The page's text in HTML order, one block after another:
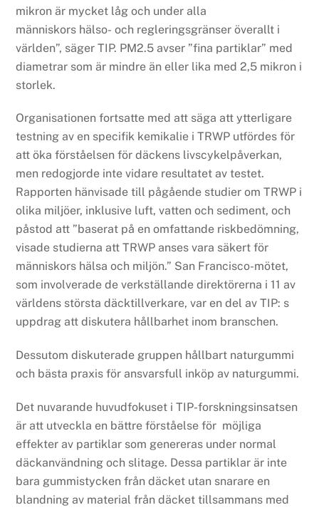
mikron är mycket låg och under alla
människors hälso- och regleringsgränser överallt i
världen”, säger TIP. PM2.5 avser ”fina partiklar” med
diametrar som är mindre än eller lika med 2,5 mikron i
storlek.
Organisationen fortsatte med att säga att ytterligare
testning av en specifik kemikalie i TRWP utfördes för
att öka förståelsen för däckens livscykelpåverkan,
men redogjorde inte vidare resultatet av testet.
Rapporten hänvisade till pågående studier om TRWP i
olika miljöer, inklusive luft, vatten och sediment, och
påstod att ”baserat på en omfattande riskbedömning,
visade studierna att TRWP anses vara säkert för
människors hälsa och miljön.” San Francisco-mötet,
som involverade de verkställande direktörerna i 11 av
världens största däcktillverkare, var en del av TIP: s
uppdrag att diskutera hållbarhet inom branschen.
Dessutom diskuterade gruppen hållbart naturgummi
och bästa praxis för ansvarsfull inköp av naturgummi.
Det nuvarande huvudfokuset i TIP-forskningsinsatsen
är att utveckla en bättre förståelse för möjliga
effekter av partiklar som genereras under normal
däckanvändning och slitage. Dessa partiklar är inte
bara gummistycken från däcket utan snarare en
blandning av material från däcket tillsammans med